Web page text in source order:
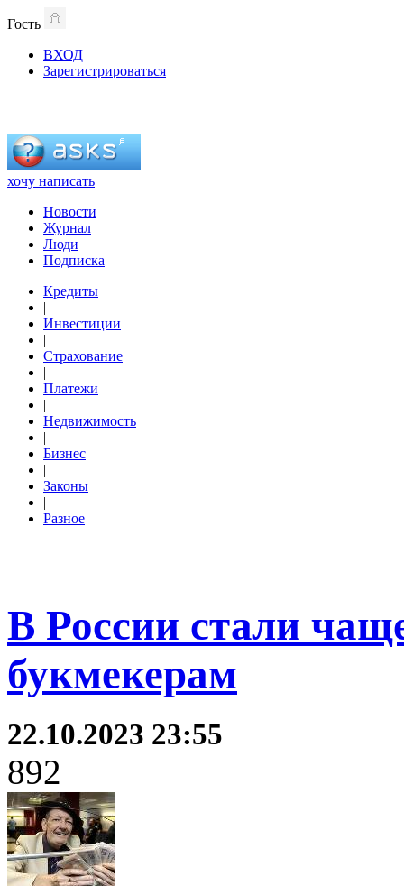
Гость
ВХОД
Зарегистрироваться
хочу написать
Новости
Журнал
Люди
Подписка
Кредиты
|
Инвестиции
|
Страхование
|
Платежи
|
Недвижимость
|
Бизнес
|
Законы
|
Разное
В России стали
букмекерам
22.10.2023 23:55
892